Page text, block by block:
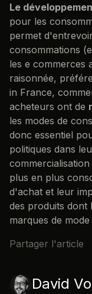
Le
pour les
permet
consommations
les e commerces
raisonnée,
in France,
acheteurs ont de
les modes de
donc essentiel
politiques dans
plus en plus
d'achat et leur
des produits dont
marques de
Partager l'article
David